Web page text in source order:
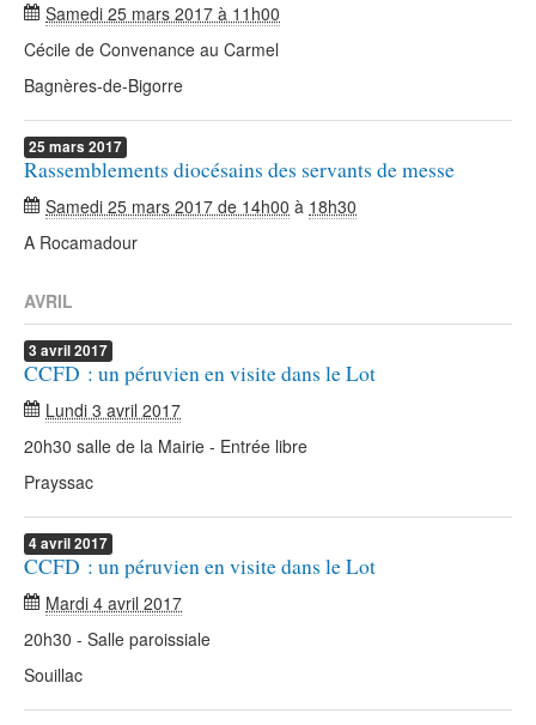
Samedi 25 mars 2017 à 11h00
Cécile de Convenance au Carmel
Bagnères-de-Bigorre
25 mars 2017
Rassemblements diocésains des servants de messe
Samedi 25 mars 2017 de 14h00 à 18h30
A Rocamadour
AVRIL
3 avril2017
CCFD : un péruvien en visite dans le Lot
Lundi 3 avril 2017
20h30 salle de la Mairie - Entrée libre
Prayssac
4avril2017
CCFD : un péruvien en visite dans le Lot
Mardi 4 avril 2017
20h30 - Salle paroissiale
Souillac